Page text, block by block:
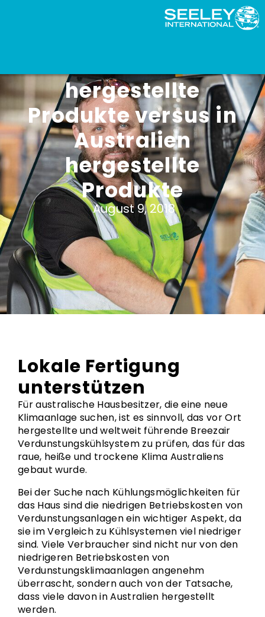
hergestellte
Produkte versus in
Australien
hergestellte
Produkte
August 9, 2018
Lokale Fertigung
unterstützen
Für australische Hausbesitzer, die eine neue
Klimaanlage suchen, ist es sinnvoll, das vor Ort
hergestellte und weltweit führende Breezair
Verdunstungskühlsystem zu prüfen, das für das
raue, heiße und trockene Klima Australiens
gebaut wurde.
Bei der Suche nach Kühlungsmöglichkeiten für
das Haus sind die niedrigen Betriebskosten von
Verdunstungsanlagen ein wichtiger Aspekt, da
sie im Vergleich zu Kühlsystemen viel niedriger
sind. Viele Verbraucher sind nicht nur von den
niedrigeren Betriebskosten von
Verdunstungsklimaanlagen angenehm
überrascht, sondern auch von der Tatsache,
dass viele davon in Australien hergestellt
werden.